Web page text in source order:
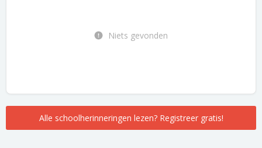
Niets gevonden
Alle schoolherinneringen lezen? Registreer gratis!